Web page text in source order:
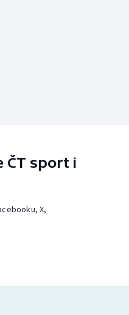
ČT sport i
X,